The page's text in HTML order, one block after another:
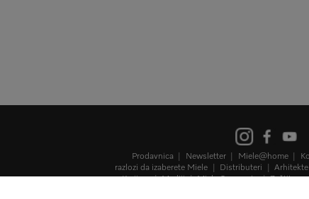
Prodavnica Newsletter Miele@home
razlozi da izaberete Miele
Distributeri
Karijera
Mediji Miele Corporate Zaštita